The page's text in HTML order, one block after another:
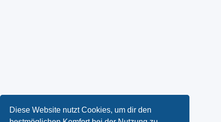
Diese Website nutzt Cookies, um dir den